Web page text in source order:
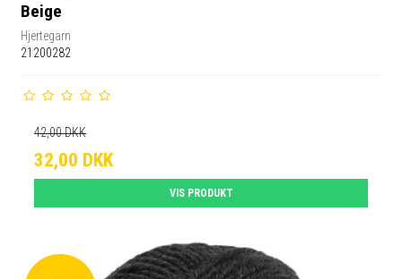
Beige
Hjertegarn
21200282
42,00 DKK
32,00 DKK
VIS PRODUKT